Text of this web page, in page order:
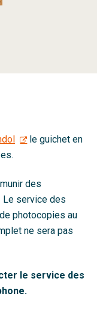
le guichet en
des
Le service des
photocopies au
ne sera pas
le service des